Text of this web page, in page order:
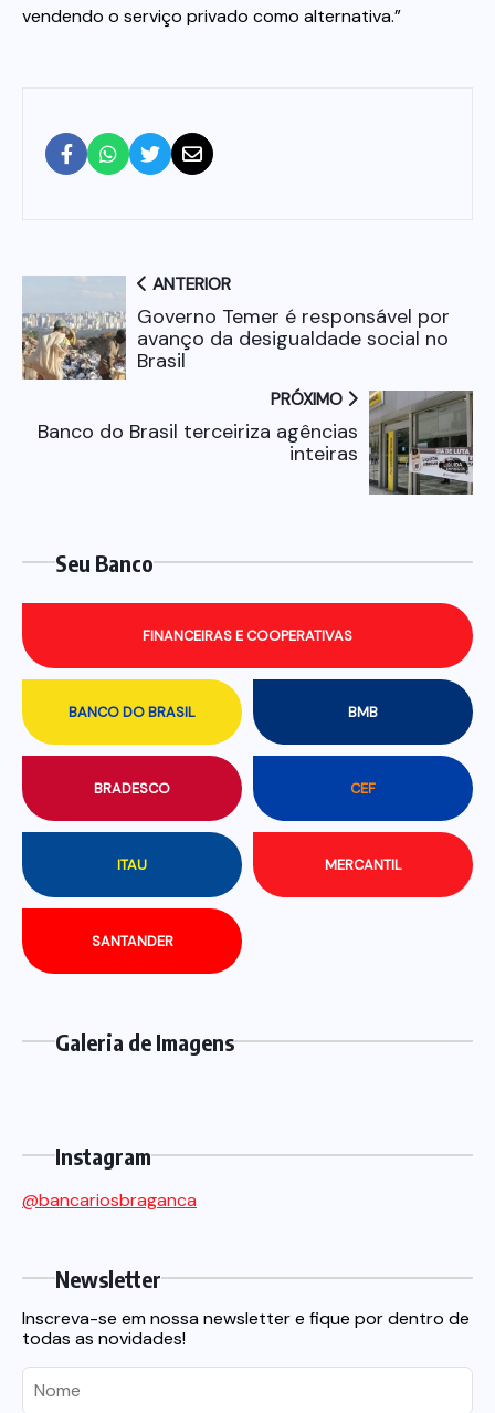
vendendo o serviço privado como alternativa.”
ANTERIOR
Governo Temer é responsável por
avanço da desigualdade social no
Brasil
PRÓXIMO
Banco do Brasil terceiriza agências
inteiras
Seu Banco
BANCO DO BRASIL BMB
BRADESCO CEF
FINANCEIRAS E COOPERATIVAS
ITAU MERCANTIL
SANTANDER
Galeria de Imagens
Instagram
@bancariosbraganca
Newsletter
Inscreva-se em nossa newsletter e fique por dentro de
todas as novidades!